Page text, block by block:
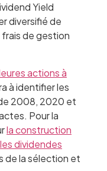
Yield
diversifié de
de gestion
actions à
à identifier les
2008, 2020 et
Pour la
la construction
dividendes
de la sélection et